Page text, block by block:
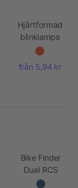
Hjärtformad
blinklampa
från 5,94 kr
Bike Finder
Dual RCS
cykelklocka